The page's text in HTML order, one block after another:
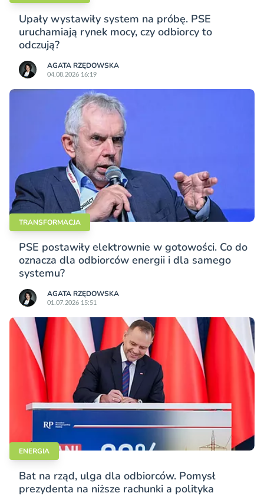
Upały wystawiły system na próbę. PSE
uruchamiają rynek mocy, czy odbiorcy to
odczują?
AGATA RZĘDOWSKA
04.08.2026 16:19
TRANSFORMACJA
PSE postawiły elektrownie w gotowości. Co do
oznacza dla odbiorców energii i dla samego
systemu?
AGATA RZĘDOWSKA
01.07.2026 15:51
ENERGIA
Bat na rząd, ulga dla odbiorców. Pomysł
prezydenta na niższe rachunki a polityka